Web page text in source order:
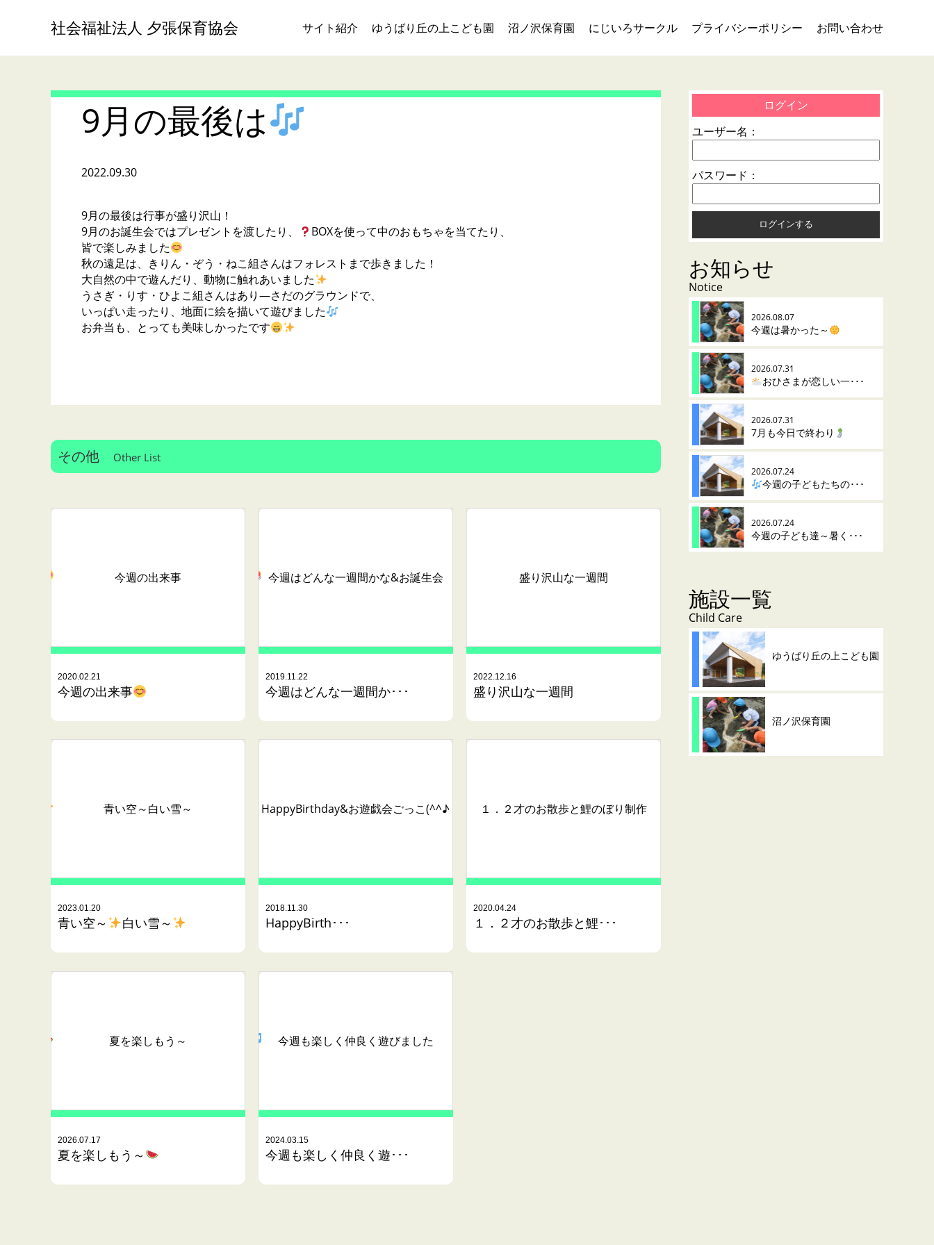
社会福祉法人 夕張保育協会 サイト紹介 ゆうばり丘の上こども園 沼ノ沢保育園 にじいろサークル プライバシーポリシー お問い合わせ
9月の最後は
2022.09.30
9月の最後は行事が盛り沢山！
9月のお誕生会ではプレゼントを渡したり、
BOXを使って中のおもちゃを当てたり、
皆で楽しみました
秋の遠足は、きりん・ぞう・ねこ組さんはフォレストまで歩きました！
大自然の中で遊んだり、動物に触れあいました
うさぎ・りす・ひよこ組さんはあり―さだのグラウンドで、
いっぱい走ったり、地面に絵を描いて遊びました
お弁当も、とっても美味しかったです
その他 Other List
今週の出来事
2020.02.21
今週の出来事
今週はどんな一週間かな&お誕生会
2019.11.22
今週はどんな一週間か･･･
盛り沢山な一週間
2022.12.16
盛り沢山な一週間
青い空～白い雪～
2023.01.20
青い空～ 白い雪～
HappyBirthday&お遊戯会ごっこ(^^♪
2018.11.30
HappyBirth･･･
１．２才のお散歩と鯉のぼり制作
2020.04.24
１．２才のお散歩と鯉･･･
夏を楽しもう～
2026.07.17
夏を楽しもう～
今週も楽しく仲良く遊びました
2024.03.15
今週も楽しく仲良く遊･･･
ログイン
ユーザー名：
パスワード：
お知らせ
Notice
2026.08.07
今週は暑かった～
2026.07.31
おひさまが恋しい一･･･
2026.07.31
7月も今日で終わり
2026.07.24
今週の子どもたちの･･･
2026.07.24
今週の子ども達～暑く･･･
施設一覧
Child Care
ゆうばり丘の上こども園
沼ノ沢保育園